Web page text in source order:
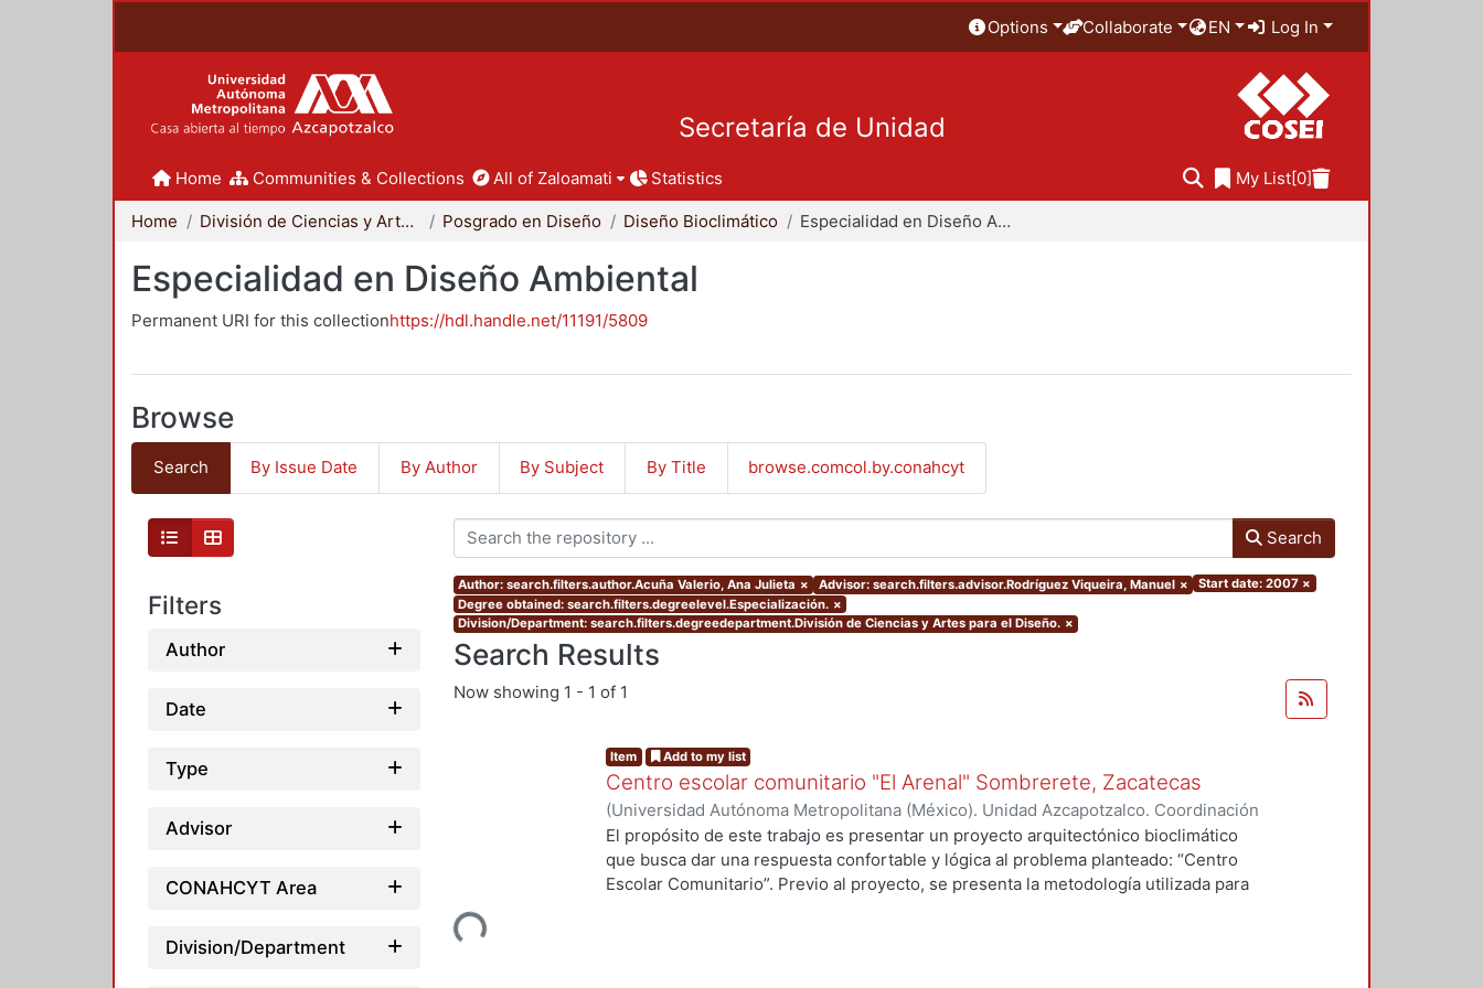
Options Collaborate EN Log In
Secretaría de Unidad
Home Communities & Collections All of Zaloamati Statistics My List[0]
Home División de Ciencias y Artes para el Diseño Posgrado en Diseño Diseño Bioclimático Especialidad en Diseño Ambiental
Especialidad en Diseño Ambiental
Permanent URI for this collectionhttps://hdl.handle.net/11191/5809
Browse
Search By Issue Date By Author By Subject By Title browse.comcol.by.conahcyt
Filters
Author
Date
Type
Advisor
CONAHCYT Area
Division/Department
Search
Author: search.filters.author.Acuña Valerio, Ana Julieta × Advisor: search.filters.advisor.Rodríguez Viqueira, Manuel × Start date: 2007 ×
Degree obtained: search.filters.degreelevel.Especialización. ×
Division/Department: search.filters.degreedepartment.División de Ciencias y Artes para el Diseño. ×
Search Results
Now showing 1 - 1 of 1
Loading...
Item Add to my list
Centro escolar comunitario "El Arenal" Sombrerete, Zacatecas
(Universidad Autónoma Metropolitana (México). Unidad Azcapotzalco. Coordinación
de Servicios de Información.,2007-07)Acuña Valerio, Ana Julieta
El propósito de este trabajo es presentar un proyecto arquitectónico bioclimático
que busca dar una respuesta confortable y lógica al problema planteado: “Centro
Escolar Comunitario”. Previo al proyecto, se presenta la metodología utilizada para